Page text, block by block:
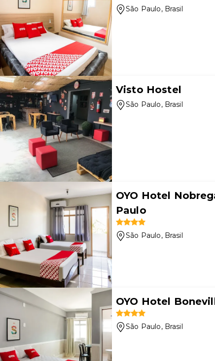
São Paulo, Brasil
Visto Hostel
São Paulo, Brasil
OYO Hotel
Paulo
São Paulo, Brasil
OYO Hotel
São Paulo, Brasil